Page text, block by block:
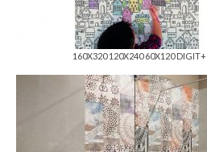
160X320 120X240 60X120 DIGIT+